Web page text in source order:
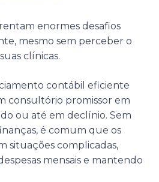
enormes desafios
mesmo sem perceber o
clínicas.
contábil eficiente
consultório promissor em
ou até em declínio. Sem
é comum que os
situações complicadas,
mensais e mantendo